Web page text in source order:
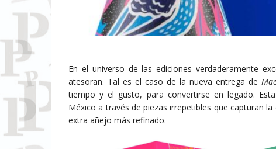
En el universo de las ediciones verdaderamente
atesoran. Tal es el caso de la nueva entrega de
tiempo y el gusto, para convertirse en legado.
México a través de piezas irrepetibles que capturan
extra añejo más refinado.